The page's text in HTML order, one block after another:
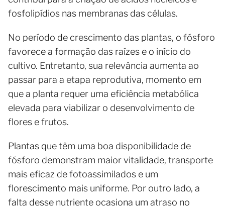
fosfolipídios nas membranas das células.
No período de crescimento das plantas, o fósforo
favorece a formação das raízes e o início do
cultivo. Entretanto, sua relevância aumenta ao
passar para a etapa reprodutiva, momento em
que a planta requer uma eficiência metabólica
elevada para viabilizar o desenvolvimento de
flores e frutos.
Plantas que têm uma boa disponibilidade de
fósforo demonstram maior vitalidade, transporte
mais eficaz de fotoassimilados e um
florescimento mais uniforme. Por outro lado, a
falta desse nutriente ocasiona um atraso no